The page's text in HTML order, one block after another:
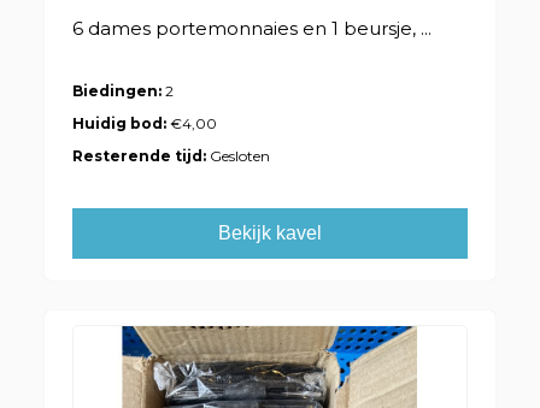
6 dames portemonnaies en 1 beursje, ...
Biedingen: 2
Huidig bod:€4,00
Resterende tijd: Gesloten
Bekijk kavel